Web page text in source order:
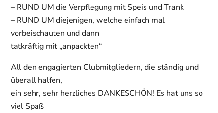
– RUND UM die Verpflegung mit Speis und Trank
– RUND UM diejenigen, welche einfach mal
vorbeischauten und dann
tatkräftig mit „anpackten“
All den engagierten Clubmitgliedern, die ständig und
überall halfen,
ein sehr, sehr herzliches DANKESCHÖN! Es hat uns so
viel Spaß